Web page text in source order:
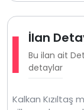
İlan
Bu ilan ait
detaylar
Kalkan Kızıltaş